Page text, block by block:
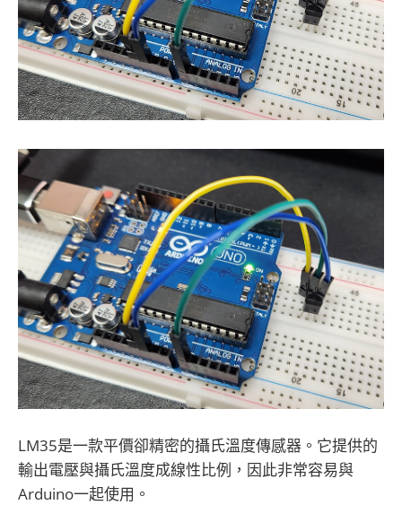
LM35是一款平價卻精密的攝氏溫度傳感器。它提供的
輸出電壓與攝氏溫度成線性比例，因此非常容易與
Arduino一起使用。